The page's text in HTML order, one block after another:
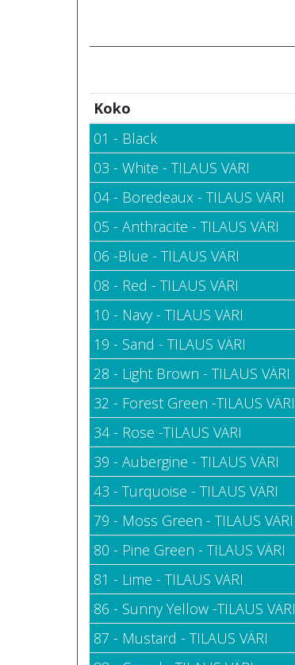
Koko
01 - Black
03 - White - TILAUS VÄRI
04 - Boredeaux - TILAUS VÄRI
05 - Anthracite - TILAUS VÄRI
06 -Blue - TILAUS VÄRI
08 - Red - TILAUS VÄRI
10 - Navy - TILAUS VÄRI
19 - Sand - TILAUS VÄRI
28 - Light Brown - TILAUS VÄRI
32 - Forest Green -TILAUS VÄRI
34 - Rose -TILAUS VÄRI
39 - Aubergine - TILAUS VÄRI
43 - Turquoise - TILAUS VÄRI
79 - Moss Green - TILAUS VÄRI
80 - Pine Green - TILAUS VÄRI
81 - Lime - TILAUS VÄRI
86 - Sunny Yellow -TILAUS VÄRI
87 - Mustard - TILAUS VÄRI